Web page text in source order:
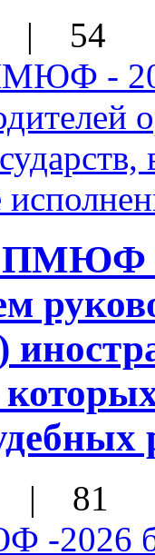
| 54
-
| 81